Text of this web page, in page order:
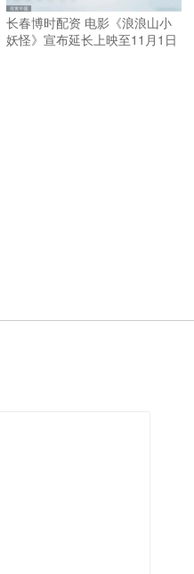
长春博时配资 电影《浪浪山小
妖怪》宣布延长上映至11月1日